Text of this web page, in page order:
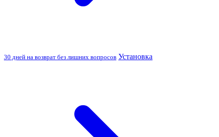
30 дней на возврат без лишних вопросов Установка